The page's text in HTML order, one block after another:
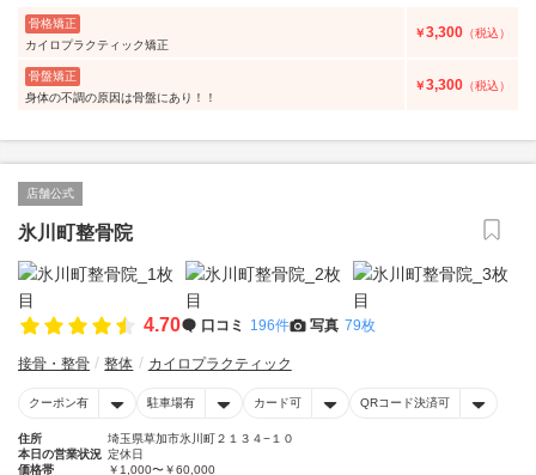
骨格矯正
カイロプラクティック矯正
￥3,300 （税込）
骨盤矯正
身体の不調の原因は骨盤にあり！！
￥3,300 （税込）
店舗公式
氷川町整骨院
4.70 口コミ 196件 写真 79枚
接骨・整骨 整体 カイロプラクティック
クーポン有 駐車場有 カード可 QRコード決済可
住所
埼玉県草加市氷川町２１３４−１０
本日の営業状況 定休日
価格帯
￥1,000〜￥60,000